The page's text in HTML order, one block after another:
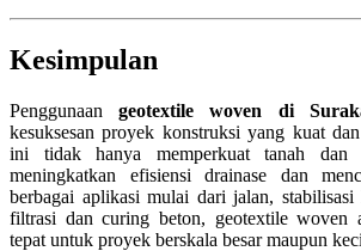
Kesimpulan
Penggunaangeotextile woven di
kesuksesan proyek konstruksi yang kuat
ini tidak hanya memperkuat tanah dan
meningkatkan efisiensi drainase dan
berbagai aplikasi mulai dari jalan, stabilisasi
filtrasi dan curing beton, geotextile woven
tepat untuk proyek berskala besar maupun